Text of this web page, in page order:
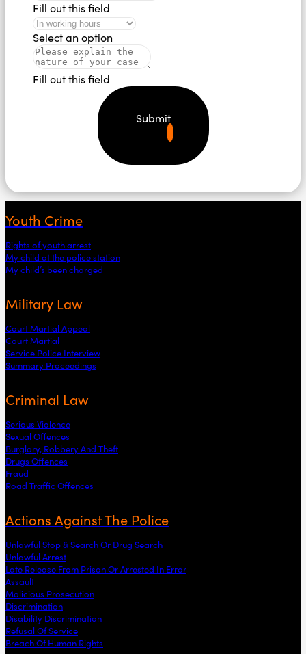
Fill out this field
Select an option
Fill out this field
Submit
Youth Crime
Rights of youth arrest
My child at the police station
My child’s been charged
Military Law
Court Martial Appeal
Court Martial
Service Police Interview
Summary Proceedings
Criminal Law
Serious Violence
Sexual Offences
Burglary, Robbery And Theft
Drugs Offences
Fraud
Road Traffic Offences
Actions Against The Police
Unlawful Stop & Search Or Drug Search
Unlawful Arrest
Late Release From Prison Or Arrested In Error
Assault
Malicious Prosecution
Discrimination
Disability Discrimination
Refusal Of Service
Breach Of Human Rights